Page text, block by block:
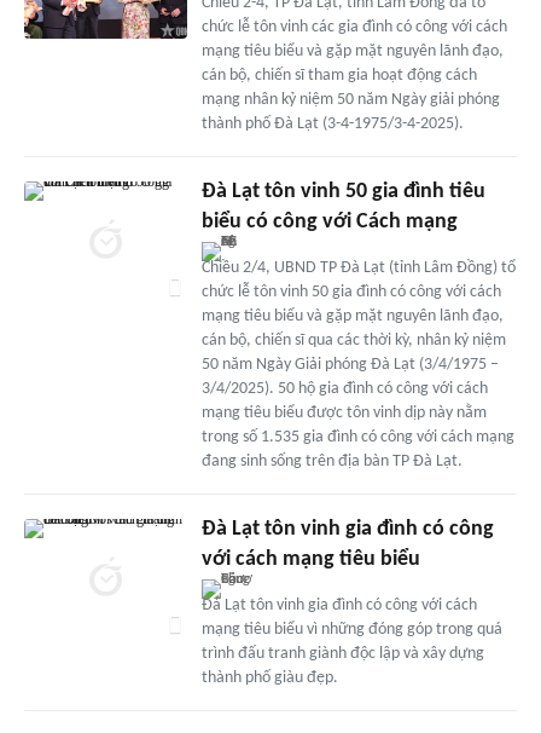
chức lễ tôn vinh các gia đình có công với cách
mạng tiêu biểu và gặp mặt nguyên lãnh đạo,
cán bộ, chiến sĩ tham gia hoạt động cách
mạng nhân kỷ niệm 50 năm Ngày giải phóng
thành phố Đà Lạt (3-4-1975/3-4-2025).
Đà Lạt tôn vinh 50 gia đình tiêu
biểu có công với Cách mạng
Chiều 2/4, UBND TP Đà Lạt (tỉnh Lâm Đồng) tổ
chức lễ tôn vinh 50 gia đình có công với cách
mạng tiêu biểu và gặp mặt nguyên lãnh đạo,
cán bộ, chiến sĩ qua các thời kỳ, nhân kỷ niệm
50 năm Ngày Giải phóng Đà Lạt (3/4/1975 –
3/4/2025). 50 hộ gia đình có công với cách
mạng tiêu biểu được tôn vinh dịp này nằm
trong số 1.535 gia đình có công với cách mạng
đang sinh sống trên địa bàn TP Đà Lạt.
Đà Lạt tôn vinh gia đình có công
với cách mạng tiêu biểu
Đà Lạt tôn vinh gia đình có công với cách
mạng tiêu biểu vì những đóng góp trong quá
trình đấu tranh giành độc lập và xây dựng
thành phố giàu đẹp.